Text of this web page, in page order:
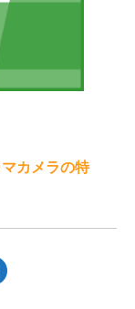
カメラの特